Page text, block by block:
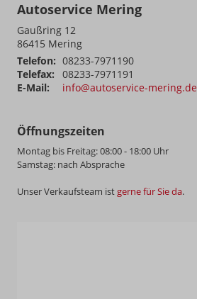
Autoservice Mering
Gaußring 12
86415 Mering
Telefon: 08233-7971190
Telefax:
08233-7971191
E-Mail:
info@autoservice-mering.de
Öffnungszeiten
Montag bis Freitag: 08:00 - 18:00 Uhr
Samstag: nach Absprache
Unser Verkaufsteam ist gerne für Sie da.